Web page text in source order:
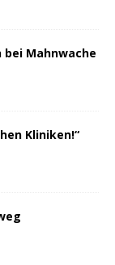
Mahnwache
Kliniken!“